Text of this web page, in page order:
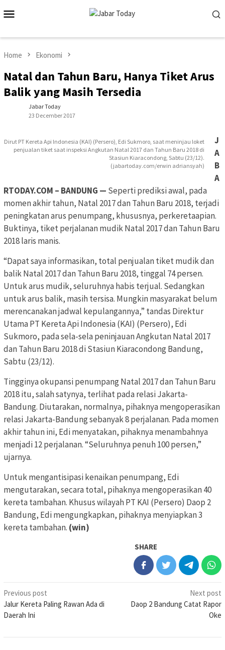
to
Home Ekonomi
Natal dan Tahun Baru, Hanya Tiket Arus
Balik yang Masih Tersedia
Jabar Today
23 December 2017
Dirut PT Kereta Api Indonesia (KAI) (Persero), Edi Sukmoro, saat meninjau loket
penjualan tiket saat inspeksi Angkutan Natal 2017 dan Tahun Baru 2018 di
Stasiun Kiaracondong, Sabtu (23/12).
(jabartoday.com/erwin adriansyah)
J
A
B
A
RTODAY.COM – BANDUNG — Seperti prediksi awal, pada
momen akhir tahun, Natal 2017 dan Tahun Baru 2018, terjadi
peningkatan arus penumpang, khususnya, perkeretaapian.
Buktinya, tiket perjalanan mudik Natal 2017 dan Tahun Baru
2018 laris manis.
“Dapat saya informasikan, total penjualan tiket mudik dan
balik Natal 2017 dan Tahun Baru 2018, tinggal 74 persen.
Untuk arus mudik, seluruhnya habis terjual. Sedangkan
untuk arus balik, masih tersisa. Mungkin masyarakat belum
merencanakan jadwal kepulangannya,” tandas Direktur
Utama PT Kereta Api Indonesia (KAI) (Persero), Edi
Sukmoro, pada sela-sela peninjauan Angkutan Natal 2017
dan Tahun Baru 2018 di Stasiun Kiaracondong Bandung,
Sabtu (23/12).
Tingginya okupansi penumpang Natal 2017 dan Tahun Baru
2018 itu, salah satynya, terlihat pada relasi Jakarta-
Bandung. Diutarakan, normalnya, pihaknya mengoperasikan
relasi Jakarta-Bandung sebanyak 8 perjalanan. Pada momen
akhir tahun ini, Edi menyatakan, pihaknya menambahnya
menjadi 12 perjalanan. “Seluruhnya penuh 100 persen,”
ujarnya.
Untuk mengantisipasi kenaikan penumpang, Edi
mengutarakan, secara total, pihaknya mengoperasikan 40
kereta tambahan. Khusus wilayah PT KAI (Persero) Daop 2
Bandung, Edi mengungkapkan, pihaknya menyiapkan 3
kereta tambahan. (win)
SHARE
Post
navigation
Previous post
Jalur Kereta Paling Rawan Ada di
Daerah Ini
Next post
Daop 2 Bandung Catat Rapor
Oke